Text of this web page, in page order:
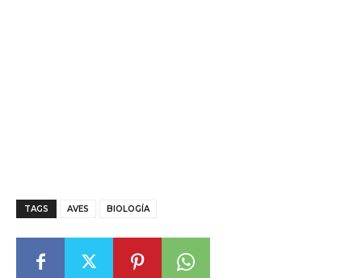
TAGS AVES BIOLOGÍA